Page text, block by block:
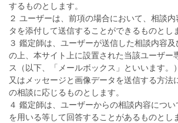
するものとします。
２ ユーザーは、前項の場合において、相談
タを添付して送信することができるものとし
３ 鑑定師は、ユーザーが送信した相談内容
の上、本サイト上に設置された当該ユーザー
ス（以下、「メールボックス」といいます。
又はメッセージと画像データを送信する方法
の相談に応じるものとします。
４ 鑑定師は、ユーザーからの相談内容につ
を用いる等して回答することがあるものとし